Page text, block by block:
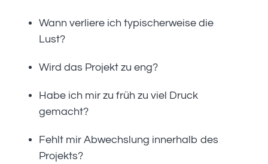
Wann verliere ich typischerweise die
Lust?
Wird das Projekt zu eng?
Habe ich mir zu früh zu viel Druck
gemacht?
Fehlt mir Abwechslung innerhalb des
Projekts?